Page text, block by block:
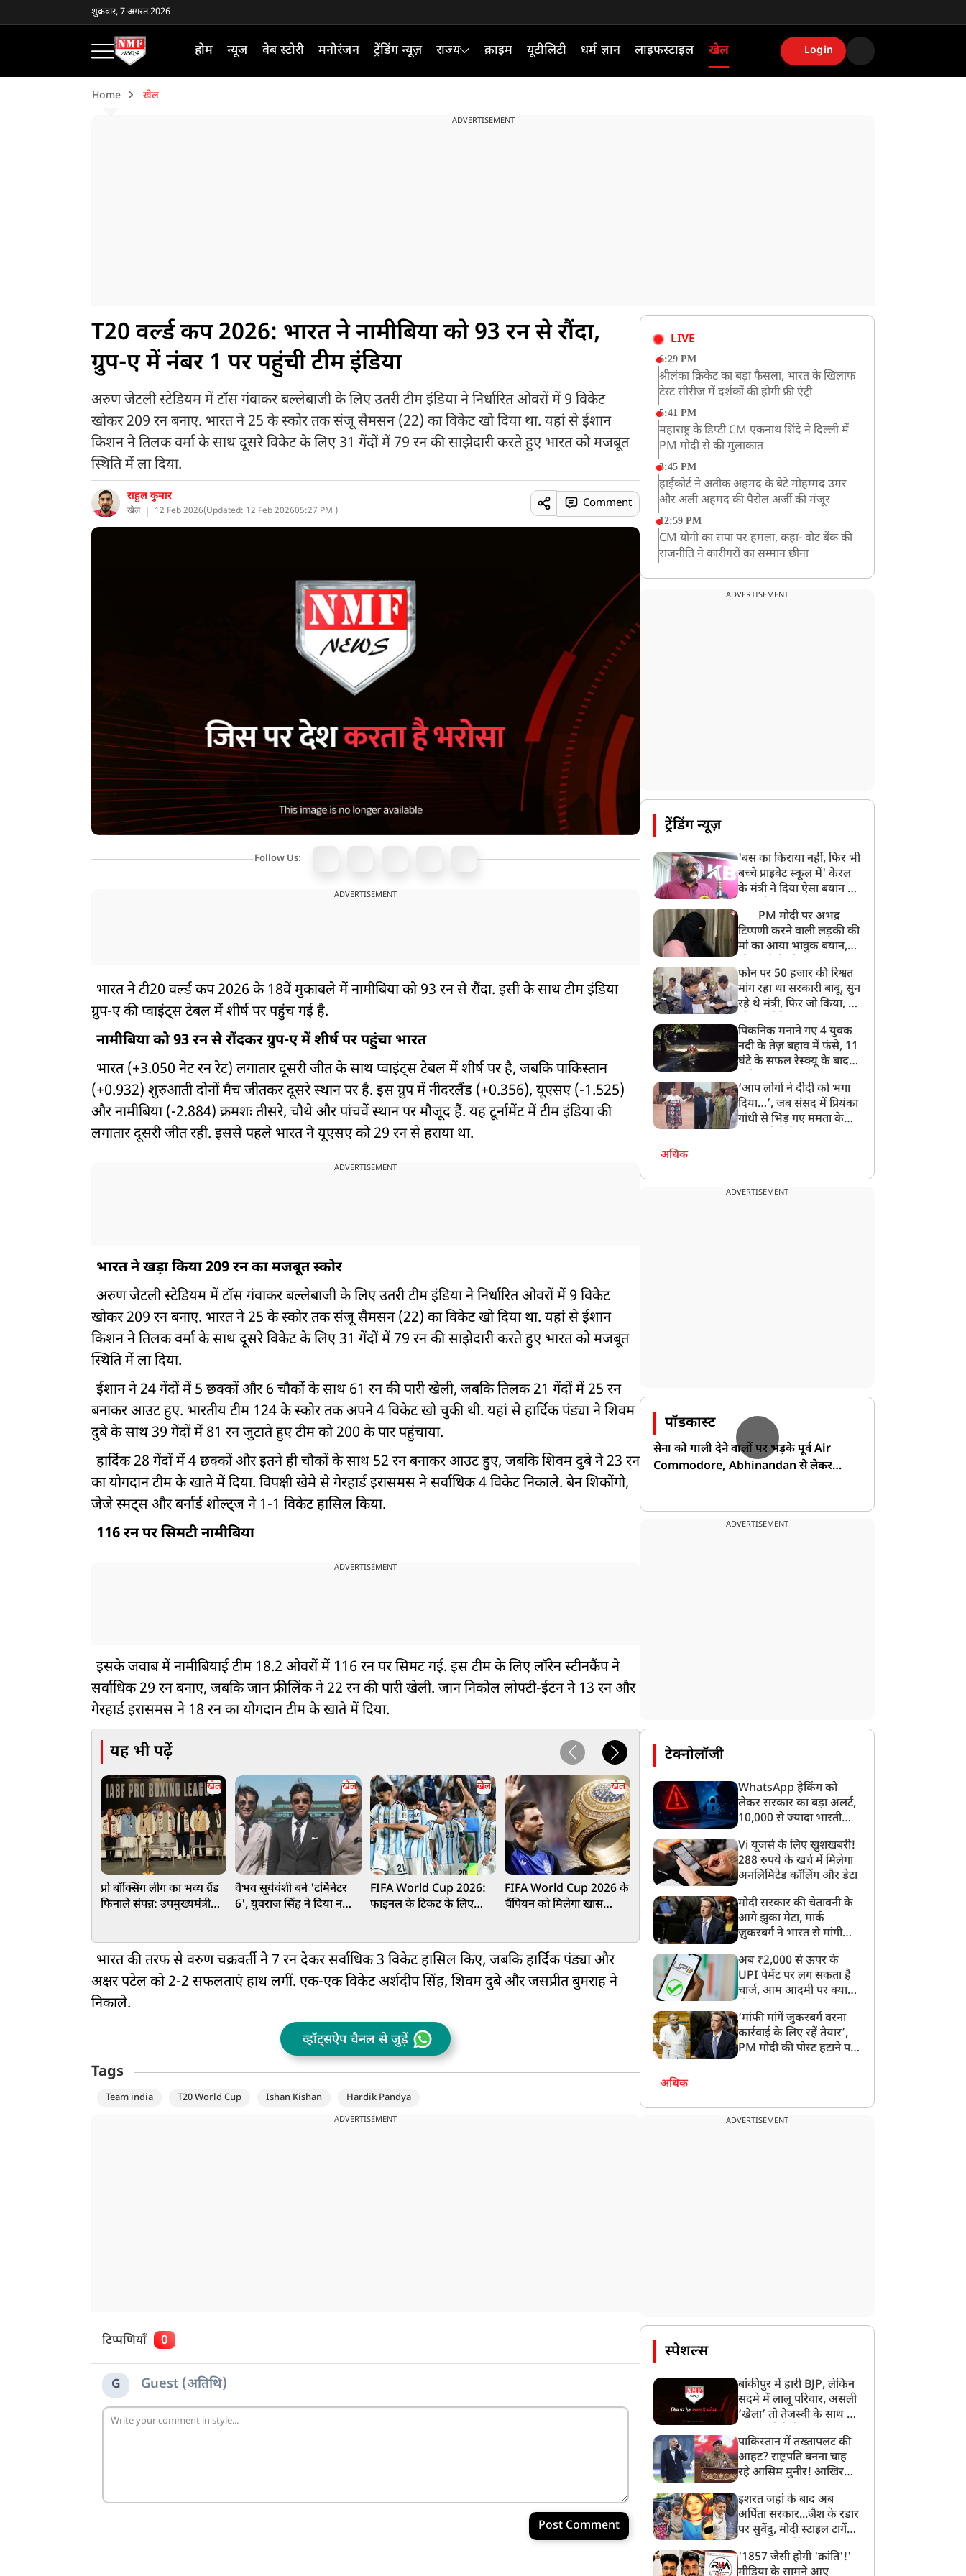
शुक्रवार, 7 अगस्त 2026
होम न्यूज वेब स्टोरी मनोरंजन ट्रेंडिंग न्यूज़ राज्य क्राइम यूटीलिटी धर्म ज्ञान लाइफस्टाइल खेल Login
Home खेल
ADVERTISEMENT
T20 वर्ल्ड कप 2026: भारत ने नामीबिया को 93 रन से रौंदा,
ग्रुप-ए में नंबर 1 पर पहुंची टीम इंडिया
अरुण जेटली स्टेडियम में टॉस गंवाकर बल्लेबाजी के लिए उतरी टीम इंडिया ने निर्धारित ओवरों में 9 विकेट
खोकर 209 रन बनाए. भारत ने 25 के स्कोर तक संजू सैमसन (22) का विकेट खो दिया था. यहां से ईशान
किशन ने तिलक वर्मा के साथ दूसरे विकेट के लिए 31 गेंदों में 79 रन की साझेदारी करते हुए भारत को मजबूत
स्थिति में ला दिया.
राहुल कुमार
खेल 12 Feb 2026(Updated: 12 Feb 202605:27 PM )
Comment
Follow Us:
ADVERTISEMENT
भारत ने टी20 वर्ल्ड कप 2026 के 18वें मुकाबले में नामीबिया को 93 रन से रौंदा. इसी के साथ टीम इंडिया
ग्रुप-ए की प्वाइंट्स टेबल में शीर्ष पर पहुंच गई है.
नामीबिया को 93 रन से रौंदकर ग्रुप-ए में शीर्ष पर पहुंचा भारत
भारत (+3.050 नेट रन रेट) लगातार दूसरी जीत के साथ प्वाइंट्स टेबल में शीर्ष पर है, जबकि पाकिस्तान
(+0.932) शुरुआती दोनों मैच जीतकर दूसरे स्थान पर है. इस ग्रुप में नीदरलैंड (+0.356), यूएसए (-1.525)
और नामीबिया (-2.884) क्रमशः तीसरे, चौथे और पांचवें स्थान पर मौजूद हैं. यह टूर्नामेंट में टीम इंडिया की
लगातार दूसरी जीत रही. इससे पहले भारत ने यूएसए को 29 रन से हराया था.
ADVERTISEMENT
भारत ने खड़ा किया 209 रन का मजबूत स्कोर
अरुण जेटली स्टेडियम में टॉस गंवाकर बल्लेबाजी के लिए उतरी टीम इंडिया ने निर्धारित ओवरों में 9 विकेट
खोकर 209 रन बनाए. भारत ने 25 के स्कोर तक संजू सैमसन (22) का विकेट खो दिया था. यहां से ईशान
किशन ने तिलक वर्मा के साथ दूसरे विकेट के लिए 31 गेंदों में 79 रन की साझेदारी करते हुए भारत को मजबूत
स्थिति में ला दिया.
ईशान ने 24 गेंदों में 5 छक्कों और 6 चौकों के साथ 61 रन की पारी खेली, जबकि तिलक 21 गेंदों में 25 रन
बनाकर आउट हुए. भारतीय टीम 124 के स्कोर तक अपने 4 विकेट खो चुकी थी. यहां से हार्दिक पंड्या ने शिवम
दुबे के साथ 39 गेंदों में 81 रन जुटाते हुए टीम को 200 के पार पहुंचाया.
हार्दिक 28 गेंदों में 4 छक्कों और इतने ही चौकों के साथ 52 रन बनाकर आउट हुए, जबकि शिवम दुबे ने 23 रन
का योगदान टीम के खाते में दिया. विपक्षी खेमे से गेरहार्ड इरासमस ने सर्वाधिक 4 विकेट निकाले. बेन शिकोंगो,
जेजे स्मट्स और बर्नार्ड शोल्ट्ज ने 1-1 विकेट हासिल किया.
116 रन पर सिमटी नामीबिया
ADVERTISEMENT
इसके जवाब में नामीबियाई टीम 18.2 ओवरों में 116 रन पर सिमट गई. इस टीम के लिए लॉरेन स्टीनकैंप ने
सर्वाधिक 29 रन बनाए, जबकि जान फ्रीलिंक ने 22 रन की पारी खेली. जान निकोल लोफ्टी-ईटन ने 13 रन और
गेरहार्ड इरासमस ने 18 रन का योगदान टीम के खाते में दिया.
यह भी पढ़ें
खेल
प्रो बॉक्सिंग लीग का भव्य ग्रैंड
फिनाले संपन्न: उपमुख्यमंत्री
सम्मानित
खेल
वैभव सूर्यवंशी बने 'टर्मिनेटर
6', युवराज सिंह ने दिया नया
खेल
FIFA World Cup 2026:
फाइनल के टिकट के लिए
का स्क्वॉड
खेल
FIFA World Cup 2026 के
चैंपियन को मिलेगा खास
खेल
पाकिस्तानी खिलाडी मोहम्मद
नवाज पर डोपिंग के चलते
कार्रवाई, CC ने की कार्रवाई
शर्मा ने संन्यास की अटकलों
पर लगाया विराम, बोले-अगर
शोर-शराबा न हो, तो मजा नहीं
आता
भारत की तरफ से वरुण चक्रवर्ती ने 7 रन देकर सर्वाधिक 3 विकेट हासिल किए, जबकि हार्दिक पंड्या और
अक्षर पटेल को 2-2 सफलताएं हाथ लगीं. एक-एक विकेट अर्शदीप सिंह, शिवम दुबे और जसप्रीत बुमराह ने
निकाले.
व्हॉट्सऐप चैनल से जुड़ें
Tags
Team india T20 World Cup Ishan Kishan Hardik Pandya
ADVERTISEMENT
टिप्पणियाँ 0
G Guest (अतिथि)
Post Comment
LIVE
6:29 PM
श्रीलंका क्रिकेट का बड़ा फैसला, भारत के खिलाफ
टेस्ट सीरीज में दर्शकों की होगी फ्री एंट्री
5:41 PM
महाराष्ट्र के डिप्टी CM एकनाथ शिंदे ने दिल्ली में
PM मोदी से की मुलाकात
3:45 PM
हाईकोर्ट ने अतीक अहमद के बेटे मोहम्मद उमर
और अली अहमद की पैरोल अर्जी की मंजूर
12:59 PM
CM योगी का सपा पर हमला, कहा- वोट बैंक की
राजनीति ने कारीगरों का सम्मान छीना
रांची में अनशनकारी राहुल की तबीयत बिगड़ी!
ADVERTISEMENT
ट्रेंडिंग न्यूज़
'बस का किराया नहीं, फिर भी
बच्चे प्राइवेट स्कूल में' केरल
के मंत्री ने दिया ऐसा बयान की
PM मोदी पर अभद्र
टिप्पणी करने वाली लड़की की
मां का आया भावुक बयान,
बेटी को गोद लें प्रधानमंत्री
फोन पर 50 हजार की रिश्वत
मांग रहा था सरकारी बाबू, सुन
रहे थे मंत्री, फिर जो किया, वो
पिकनिक मनाने गए 4 युवक
नदी के तेज़ बहाव में फंसे, 11
घंटे के सफल रेस्क्यू के बाद
‘आप लोगों ने दीदी को भगा
दिया…’, जब संसद में प्रियंका
गांधी से भिड़ गए ममता के
अधिक
ADVERTISEMENT
पॉडकास्ट
सेना को गाली देने वालों पर भड़के पूर्व Air
Commodore, Abhinandan से लेकर
ADVERTISEMENT
टेक्नोलॉजी
WhatsApp हैकिंग को
लेकर सरकार का बड़ा अलर्ट,
10,000 से ज्यादा भारतीयों
गया
Vi यूजर्स के लिए खुशखबरी!
288 रुपये के खर्च में मिलेगा
अनलिमिटेड कॉलिंग और डेटा
मोदी सरकार की चेतावनी के
आगे झुका मेटा, मार्क
ज़ुकरबर्ग ने भारत से मांगी
अब ₹2,000 से ऊपर के
UPI पेमेंट पर लग सकता है
चार्ज, आम आदमी पर क्या
‘मांफी मांगें जुकरबर्ग वरना
कार्रवाई के लिए रहें तैयार’,
PM मोदी की पोस्ट हटाने पर
अधिक
ADVERTISEMENT
स्पेशल्स
बांकीपुर में हारी BJP, लेकिन
सदमे में लालू परिवार, असली
‘खेला’ तो तेजस्वी के साथ हो
पाकिस्तान में तख्तापलट की
आहट? राष्ट्रपति बनना चाह
रहे आसिम मुनीर! आखिर
बनाया मोहरा?
इशरत जहां के बाद अब
अर्पिता सरकार...जैश के रडार
पर सुवेंदु, मोदी स्टाइल टार्गेट
बड़ा एक्शन!
'1857 जैसी होगी 'क्रांति'!'
मीडिया के सामने आए